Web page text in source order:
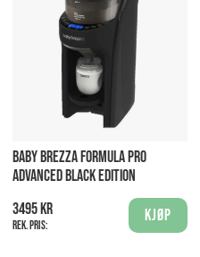
BABY BREZZA FORMULA PRO
ADVANCED BLACK EDITION
3495 kr
Rek. pris:
Kjøp